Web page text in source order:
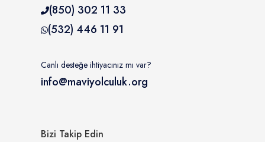
(850) 302 11 33
(532) 446 11 91
Canlı desteğe ihtiyacınız mı var?
info@maviyolculuk.org
Bizi Takip Edin